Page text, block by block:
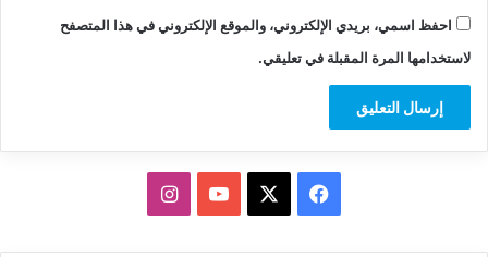
احفظ اسمي، بريدي الإلكتروني، والموقع الإلكتروني في هذا المتصفح
لاستخدامها المرة المقبلة في تعليقي.
فيسبوك ‫YouTubeانستقرام